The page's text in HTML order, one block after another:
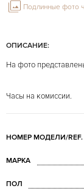
ОПИСАНИЕ:
На фото
Часы на комиссии.
НОМЕР МОДЕЛИ/REF.
МАРКА
ПОЛ
Подлинные фото